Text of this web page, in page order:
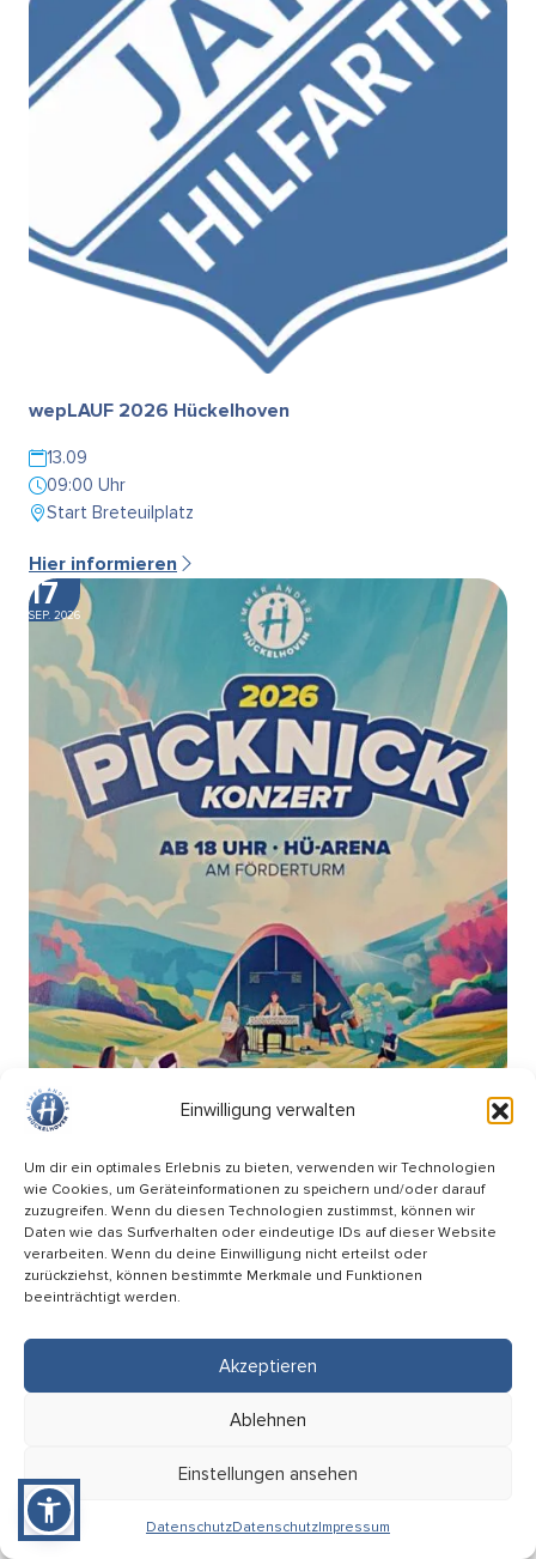
Einwilligung verwalten
Um dir ein optimales Erlebnis zu bieten, verwenden wir Technologien
wie Cookies, um Geräteinformationen zu speichern und/oder darauf
zuzugreifen. Wenn du diesen Technologien zustimmst, können wir
Daten wie das Surfverhalten oder eindeutige IDs auf dieser Website
verarbeiten. Wenn du deine Einwilligung nicht erteilst oder
zurückziehst, können bestimmte Merkmale und Funktionen
beeinträchtigt werden.
Akzeptieren
Ablehnen
Einstellungen ansehen
DatenschutzDatenschutzImpressum
wepLAUF 2026 Hückelhoven
13.09
09:00 Uhr
Start Breteuilplatz
Hier informieren
17
SEP. 2026
Picknick Konzert – Mitsing-Konzert mit den
HÜ-Arena am Förderturm
Eintritt: Frei